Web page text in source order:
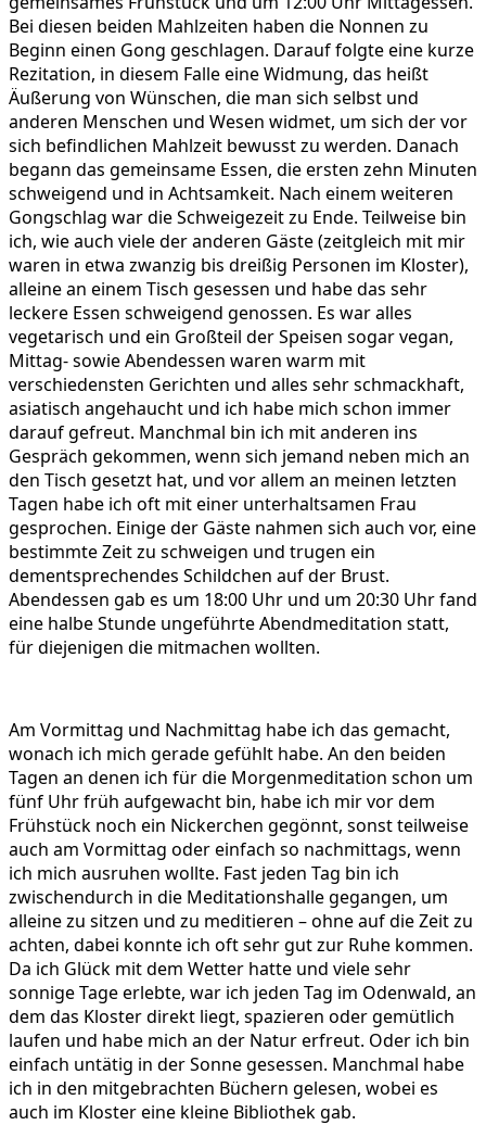
Bei diesen beiden Mahlzeiten haben die Nonnen zu
Beginn einen Gong geschlagen. Darauf folgte eine kurze
Rezitation, in diesem Falle eine Widmung, das heißt
Äußerung von Wünschen, die man sich selbst und
anderen Menschen und Wesen widmet, um sich der vor
sich befindlichen Mahlzeit bewusst zu werden. Danach
begann das gemeinsame Essen, die ersten zehn Minuten
schweigend und in Achtsamkeit. Nach einem weiteren
Gongschlag war die Schweigezeit zu Ende. Teilweise bin
ich, wie auch viele der anderen Gäste (zeitgleich mit mir
waren in etwa zwanzig bis dreißig Personen im Kloster),
alleine an einem Tisch gesessen und habe das sehr
leckere Essen schweigend genossen. Es war alles
vegetarisch und ein Großteil der Speisen sogar vegan,
Mittag- sowie Abendessen waren warm mit
verschiedensten Gerichten und alles sehr schmackhaft,
asiatisch angehaucht und ich habe mich schon immer
darauf gefreut. Manchmal bin ich mit anderen ins
Gespräch gekommen, wenn sich jemand neben mich an
den Tisch gesetzt hat, und vor allem an meinen letzten
Tagen habe ich oft mit einer unterhaltsamen Frau
gesprochen. Einige der Gäste nahmen sich auch vor, eine
bestimmte Zeit zu schweigen und trugen ein
dementsprechendes Schildchen auf der Brust.
Abendessen gab es um 18:00 Uhr und um 20:30 Uhr fand
eine halbe Stunde ungeführte Abendmeditation statt,
für diejenigen die mitmachen wollten.
Am Vormittag und Nachmittag habe ich das gemacht,
wonach ich mich gerade gefühlt habe. An den beiden
Tagen an denen ich für die Morgenmeditation schon um
fünf Uhr früh aufgewacht bin, habe ich mir vor dem
Frühstück noch ein Nickerchen gegönnt, sonst teilweise
auch am Vormittag oder einfach so nachmittags, wenn
ich mich ausruhen wollte. Fast jeden Tag bin ich
zwischendurch in die Meditationshalle gegangen, um
alleine zu sitzen und zu meditieren – ohne auf die Zeit zu
achten, dabei konnte ich oft sehr gut zur Ruhe kommen.
Da ich Glück mit dem Wetter hatte und viele sehr
sonnige Tage erlebte, war ich jeden Tag im Odenwald, an
dem das Kloster direkt liegt, spazieren oder gemütlich
laufen und habe mich an der Natur erfreut. Oder ich bin
einfach untätig in der Sonne gesessen. Manchmal habe
ich in den mitgebrachten Büchern gelesen, wobei es
auch im Kloster eine kleine Bibliothek gab.